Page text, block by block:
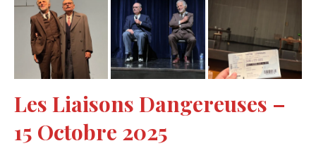
Les Liaisons Dangereuses –
15 Octobre 2025